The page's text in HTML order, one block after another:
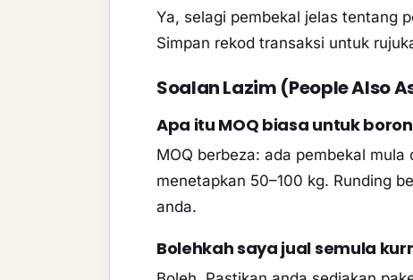
Ya, selagi pembekal jelas tentang
Simpan rekod transaksi untuk
Soalan Lazim (People Also
Apa itu MOQ biasa untuk
MOQ berbeza: ada pembekal
menetapkan 50–100 kg. Runding
anda.
Bolehkah saya jual semula